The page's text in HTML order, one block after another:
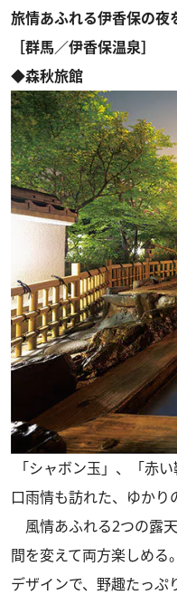
旅情あふれる伊香保の夜
［群馬／伊香保温泉］
◆森秋旅館
「シャボン玉」、「赤
口雨情も訪れた、ゆかり
風情あふれる2つの露
間を変えて両方楽しめる
デザインで、野趣たっぷ